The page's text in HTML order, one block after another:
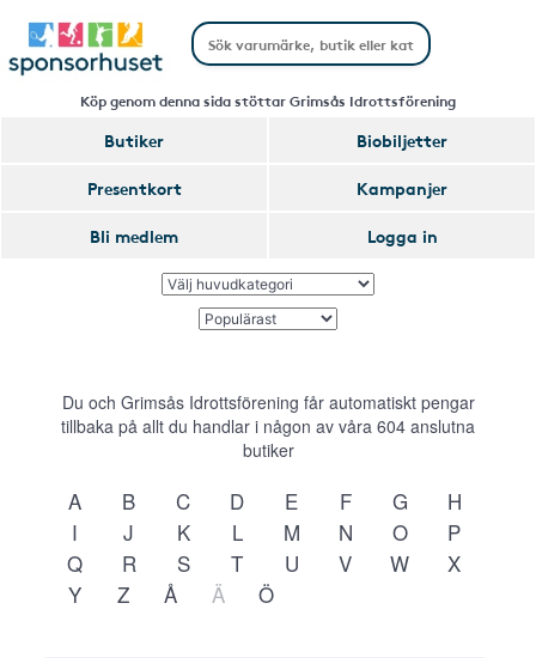
Köp genom denna sida stöttar Grimsås Idrottsförening
Butiker
Biobiljetter
Presentkort
Kampanjer
Bli medlem
Logga in
Du och Grimsås Idrottsförening får automatiskt pengar
tillbaka på allt du handlar i någon av våra 604 anslutna
butiker
A B C D E F G
H
I
J K L M N O
P
Q
R S T U V W
X
Y
Z Å Ä Ö